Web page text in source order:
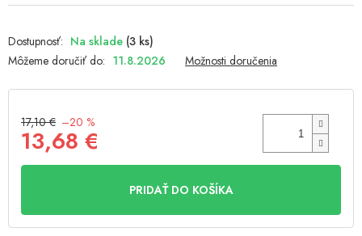
Na sklade (3 ks)
Môžeme doručiť do: 11.8.2026 Možnosti doručenia
17,10 € –20 %
13,68 €
Jednotková
PRIDAŤ DO KOŠÍKA